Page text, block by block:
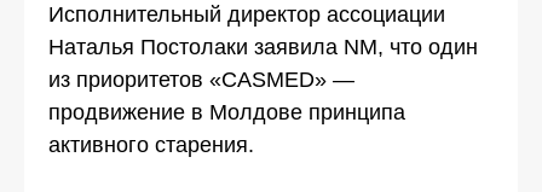
Исполнительный директор ассоциации
Наталья Постолаки заявила NM, что один
из приоритетов «CASMED» —
продвижение в Молдове принципа
активного старения.